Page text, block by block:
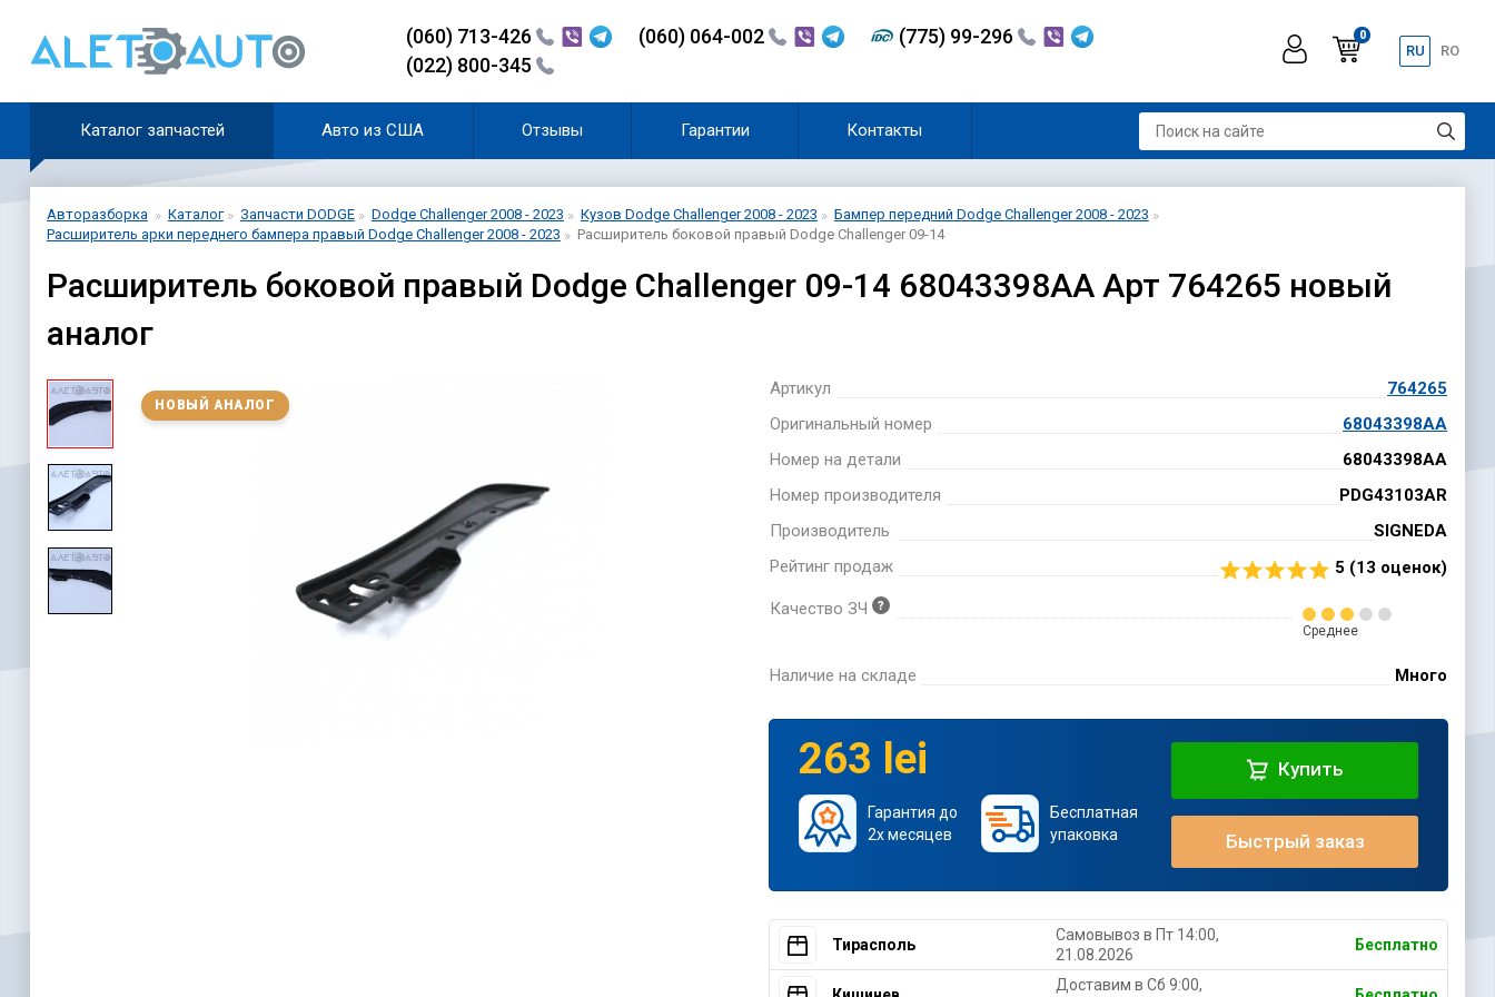
(060) 713-426 (060) 064-002
(775) 99-296
(022) 800-345
0
RU RO
Каталог запчастей Авто из США Отзывы Гарантии Контакты
Авторазборка Каталог Запчасти DODGE Dodge Challenger 2008 - 2023 Кузов Dodge Challenger 2008 - 2023
Бампер передний Dodge Challenger 2008 - 2023
Расширитель арки переднего бампера правый Dodge Challenger 2008 - 2023
Расширитель боковой правый Dodge Challenger 09-14
Расширитель боковой правый Dodge Challenger 09-14 68043398AA Арт 764265 новый
аналог
НОВЫЙ АНАЛОГ
Артикул
764265
Оригинальный номер
68043398AA
Номер на детали
68043398AA
Номер производителя
PDG43103AR
Производитель
SIGNEDA
Рейтинг продаж
5 (13 оценок)
Качество ЗЧ
Среднее
Наличие на складе Много
263 lei
Гарантия до
2х месяцев
Бесплатная
упаковка
Купить
Быстрый заказ
Тирасполь
Самовывоз в Пт 14:00,
21.08.2026
Бесплатно
Доставим в Cб 9:00,